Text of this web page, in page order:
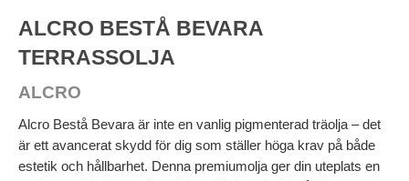
ALCRO BESTÅ BEVARA
TERRASSOLJA
ALCRO
Alcro Bestå Bevara är inte en vanlig pigmenterad träolja – det
är ett avancerat skydd för dig som ställer höga krav på både
estetik och hållbarhet. Denna premiumolja ger din uteplats en